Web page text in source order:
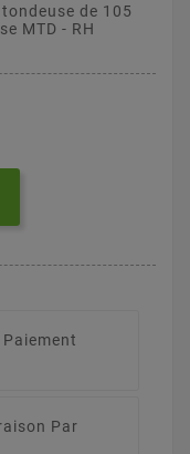
de 105
MTD - RH
Par